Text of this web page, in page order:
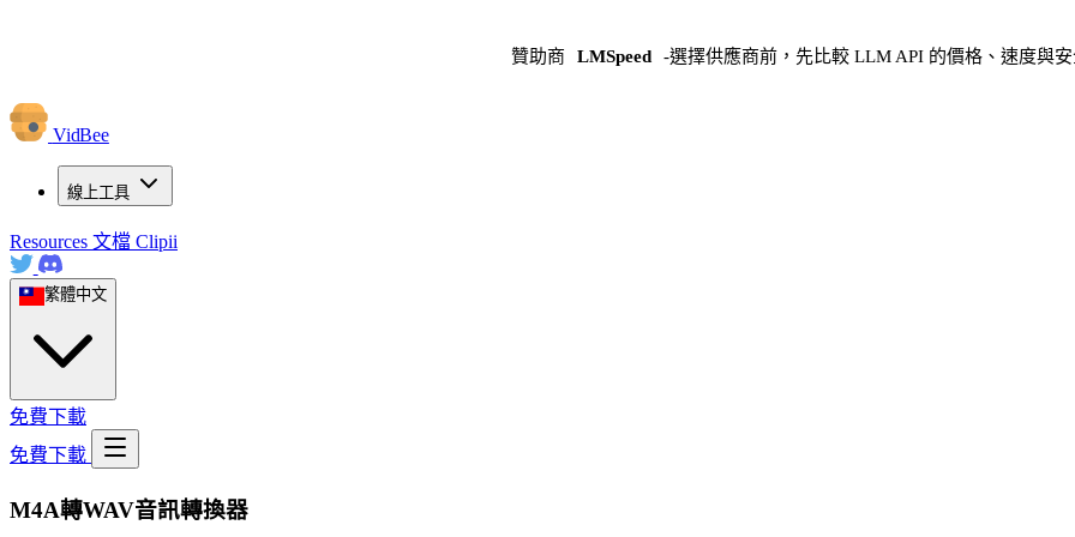
贊助商 LMSpeed -選擇供應商前，先比較 LLM API 的價格、速度與
VidBee
線上工具
Resources 文檔 Clipii
繁體中文
免費下載
免費下載
M4A轉WAV音訊轉換器